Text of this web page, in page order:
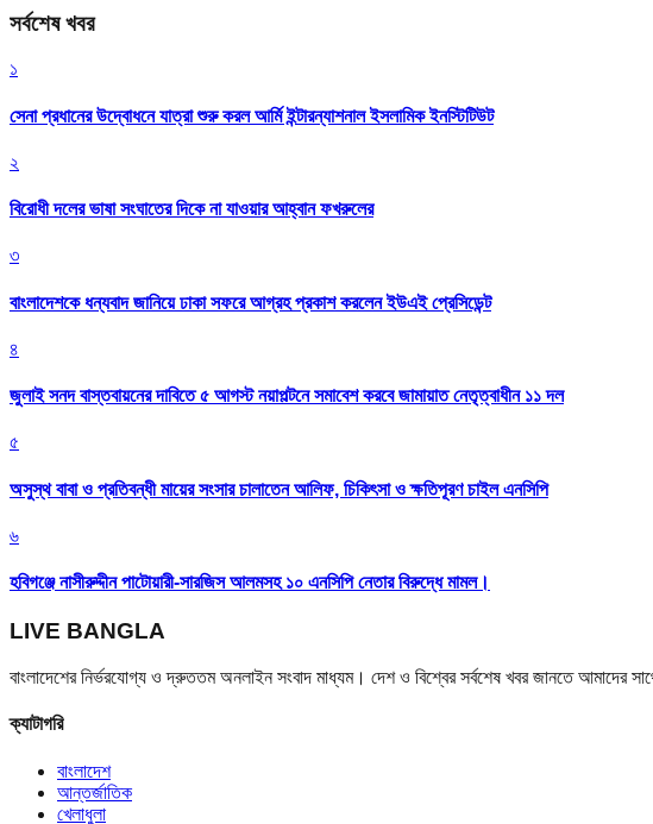
সর্বশেষ খবর
১
সেনা প্রধানের উদ্বোধনে যাত্রা শুরু করল আর্মি ইন্টারন্যাশনাল ইসলামিক ইনস্টিটিউট
২
বিরোধী দলের ভাষা সংঘাতের দিকে না যাওয়ার আহ্বান ফখরুলের
৩
বাংলাদেশকে ধন্যবাদ জানিয়ে ঢাকা সফরে আগ্রহ প্রকাশ করলেন ইউএই প্রেসিডেন্ট
৪
জুলাই সনদ বাস্তবায়নের দাবিতে ৫ আগস্ট নয়াপল্টনে সমাবেশ করবে জামায়াত নেতৃত্বাধীন ১১ দল
৫
অসুস্থ বাবা ও প্রতিবন্ধী মায়ের সংসার চালাতেন আলিফ, চিকিৎসা ও ক্ষতিপূরণ চাইল এনসিপি
৬
হবিগঞ্জে নাসীরুদ্দীন পাটোয়ারী-সারজিস আলমসহ ১০ এনসিপি নেতার বিরুদ্ধে মামল।
LIVE BANGLA
বাংলাদেশের নির্ভরযোগ্য ও দ্রুততম অনলাইন সংবাদ মাধ্যম। দেশ ও বিশ্বের সর্বশেষ খবর জানতে আমাদের
ক্যাটাগরি
বাংলাদেশ
আন্তর্জাতিক
খেলাধুলা